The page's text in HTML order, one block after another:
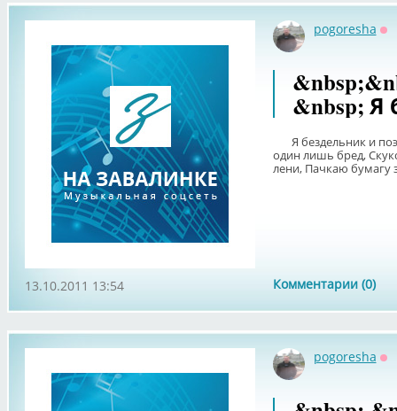
pogoresha
&nbsp; Я
Я бездельник и
один лишь бред,
лени, Пачкаю бумагу
Комментарии (0)
13.10.2011 13:54
pogoresha